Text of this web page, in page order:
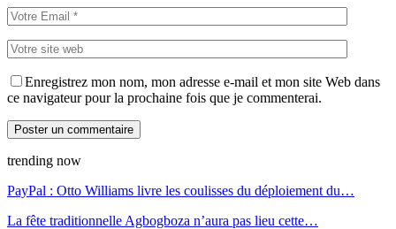
Enregistrez mon nom, mon adresse e-mail et mon site Web dans
ce navigateur pour la prochaine fois que je commenterai.
trending now
PayPal : Otto Williams livre les coulisses du déploiement du…
La fête traditionnelle Agbogboza n’aura pas lieu cette…